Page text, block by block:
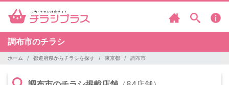
調布市のチラシ
ホーム 都道府県からチラシを探す 東京都 調布市